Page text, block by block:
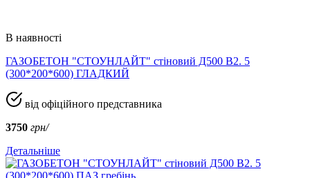
В наявності
ГАЗОБЕТОН "СТОУНЛАЙТ" стіновий Д500 В2. 5
(300*200*600) ГЛАДКИЙ
від офіційного представника
3750 грн/
Детальніше